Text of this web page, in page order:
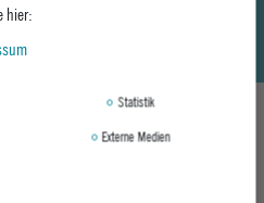
AUCH GEFALLEN
hier:
Statistik
Externe Medien